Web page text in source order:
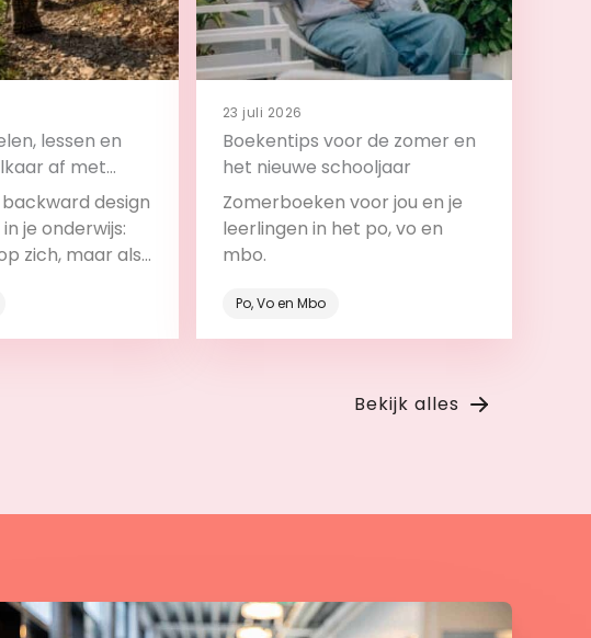
lessen en
af met
design
je onderwijs:
zich, maar als
23 juli 2026
Boekentips voor de zomer en
het nieuwe schooljaar
Zomerboeken voor jou en je
leerlingen in het po, vo en
mbo.
Po, Vo en Mbo
Bekijk alles